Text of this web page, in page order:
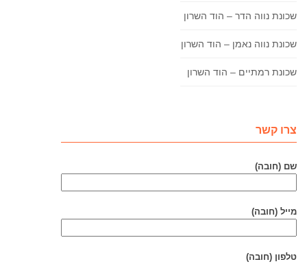
שכונת נווה הדר – הוד השרון
שכונת נווה נאמן – הוד השרון
שכונת רמתיים – הוד השרון
צרו קשר
שם (חובה)
מייל (חובה)
טלפון (חובה)